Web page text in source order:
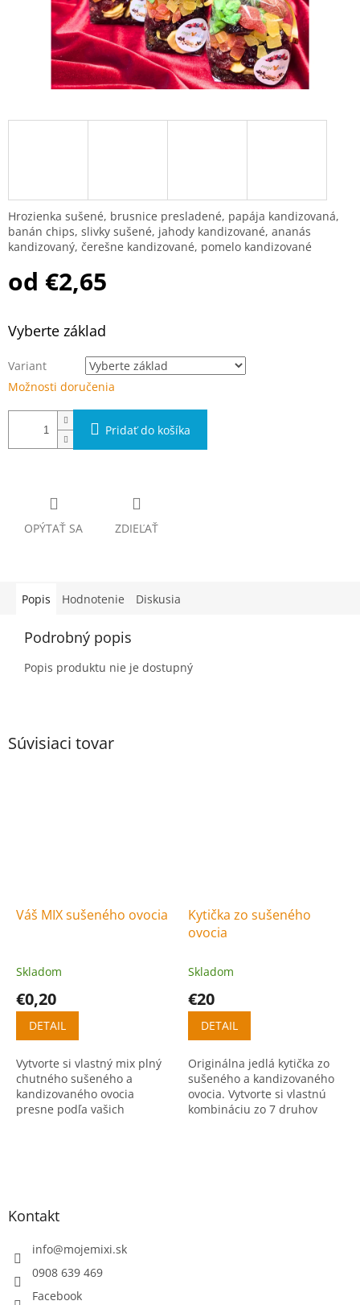
od €2,65
Vyberte základ
Variant
Možnosti doručenia
Pridať do košíka
Hrozienka sušené, brusnice presladené, papája kandizovaná,
banán chips, slivky sušené, jahody kandizované, ananás
kandizovaný, čerešne kandizované, pomelo kandizované
OPÝTAŤ SA ZDIEĽAŤ
Súvisiaci tovar
Váš MIX sušeného ovocia
Skladom
€0,20
DETAIL
Vytvorte si vlastný mix plný
chutného sušeného a
kandizovaného ovocia
presne podľa vašich
Kytička zo sušeného
ovocia
Skladom
€20
DETAIL
Originálna jedlá kytička zo
sušeného a kandizovaného
ovocia. Vytvorte si vlastnú
kombináciu zo 7 druhov
Popis Hodnotenie Diskusia
Podrobný popis
Popis produktu nie je dostupný
Kontakt
info@mojemixi.sk
0908 639 469
Facebook